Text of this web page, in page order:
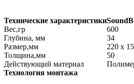
Технические характеристики
Вес,гр
600
Глубина, мм
34
Размер,мм
220 х
Толщина,мм
50
Действующий материал
Технология монтажа